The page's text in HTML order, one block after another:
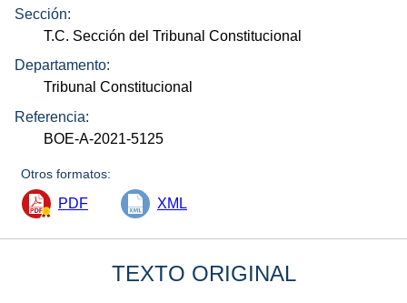
Sección:
T.C. Sección del Tribunal Constitucional
Departamento:
Tribunal Constitucional
Referencia:
BOE-A-2021-5125
Otros formatos:
PDF XML
TEXTO ORIGINAL